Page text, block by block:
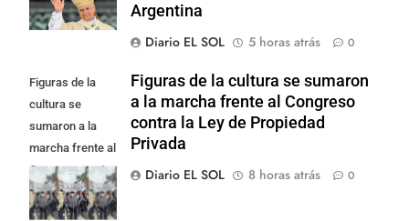
Argentina
Diario EL SOL
5 horas atrás 0
Figuras de la
cultura se
sumaron a la
marcha frente al
Congreso contra
la Ley de
Propiedad
Figuras de la cultura se sumaron
a la marcha frente al Congreso
contra la Ley de Propiedad
Privada
Diario EL SOL
8 horas atrás 0